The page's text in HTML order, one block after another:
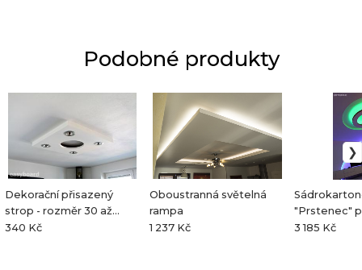
Podobné produkty
Dekorační přisazený
strop - rozměr 30 až
100cm
340 Kč
Oboustranná světelná
rampa
1 237 Kč
"Prstenec"
osvětlení
3 185 Kč